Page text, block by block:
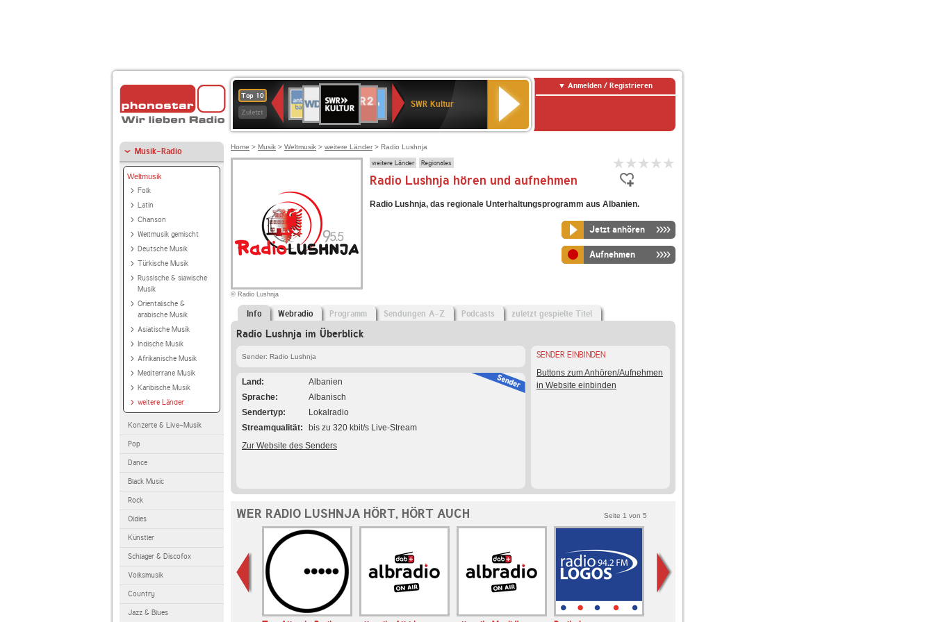
Top 10
Zuletzt
Deutschlandfunk
80er
90er
OLDIE
ANTENNE
SWR3
WDR
4
BR-
KLASSIK
Deutschlandfunk
Kultur
ANTENNE
BAYERN
2
Kultur2
SWR Kultur
Anmelden / Registrieren
Musik-Radio
Weltmusik
Folk
Latin
Chanson
Weltmusik gemischt
Deutsche Musik
Türkische Musik
Russische & slawische
Musik
Orientalische &
arabische Musik
Asiatische Musik
Indische Musik
Afrikanische Musik
Mediterrane Musik
Karibische Musik
weitere Länder
Konzerte & Live-Musik
Pop
Dance
Black Music
Rock
Oldies
Künstler
Schlager & Discofox
Volksmusik
Country
Jazz & Blues
Home > Musik > Weltmusik > weitere Länder > Radio Lushnja
© Radio Lushnja
weitere Länder Regionales
Radio Lushnja hören und aufnehmen
Radio Lushnja, das regionale Unterhaltungsprogramm aus Albanien.
Jetzt anhören
Aufnehmen
Info Webradio Programm Sendungen A-Z Podcasts zuletzt gespielte Titel
Radio Lushnja im Überblick
Sender: Radio Lushnja
Land
Albanien
Sprache
Albanisch
Sendertyp
Lokalradio
Streamqualität
bis zu 320 kbit/s Live-Stream
Zur Website des Senders
SENDER EINBINDEN
Buttons zum Anhören/Aufnehmen
in Website einbinden
WER RADIO LUSHNJA HÖRT, HÖRT AUCH Seite 1 von 5